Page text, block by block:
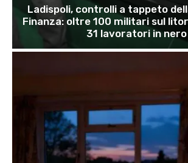
Ladispoli, controlli a tappeto
Finanza: oltre 100 militari sul
31 lavoratori in nero